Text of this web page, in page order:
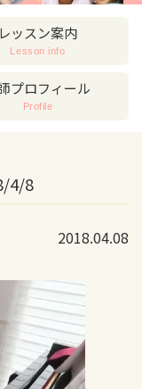
レッスン案内
Lesson info
プロフィール
Profile
4/8
2018.04.08